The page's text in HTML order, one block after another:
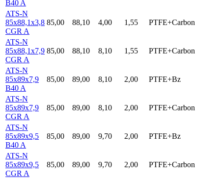
B40 A
ATS-N
85x88,1x3,8
CGR A
85,00 88,10 4,00 1,55 PTFE+Carbon
ATS-N
85x88,1x7,9
CGR A
85,00 88,10 8,10 1,55 PTFE+Carbon
ATS-N
85x89x7,9
B40 A
85,00 89,00 8,10 2,00 PTFE+Bz
ATS-N
85x89x7,9
CGR A
85,00 89,00 8,10 2,00 PTFE+Carbon
ATS-N
85x89x9,5
B40 A
85,00 89,00 9,70 2,00 PTFE+Bz
ATS-N
85x89x9,5
CGR A
85,00 89,00 9,70 2,00 PTFE+Carbon